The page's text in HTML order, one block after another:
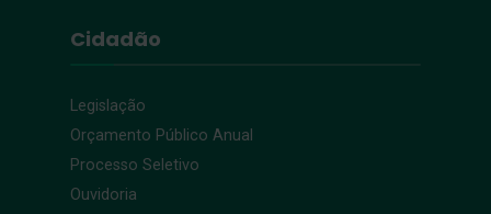
Cidadão
Legislação
Orçamento Público Anual
Processo Seletivo
Ouvidoria